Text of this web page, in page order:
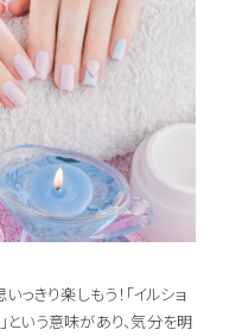
きり楽しもう！「イルショ
」という意味があり、気分を明